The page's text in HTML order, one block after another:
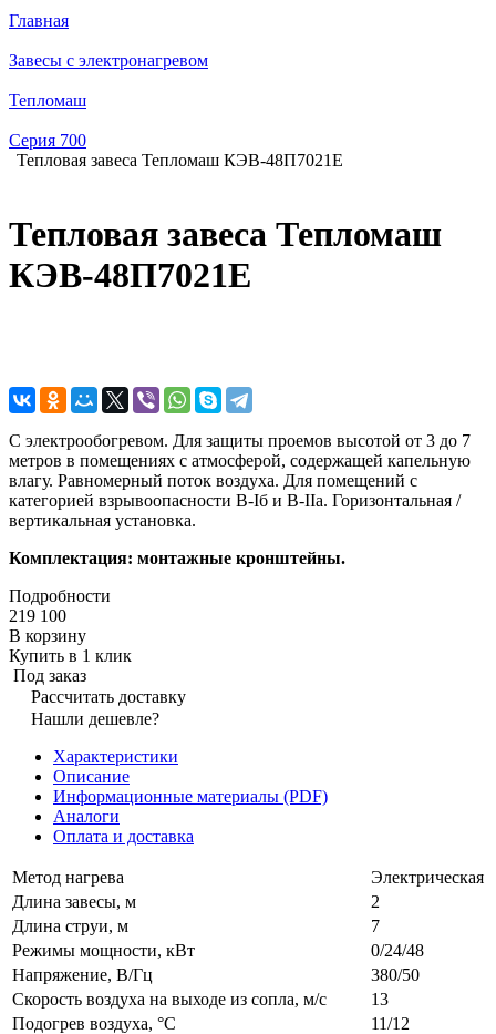
Главная
Завесы с электронагревом
Тепломаш
Серия 700
Тепловая завеса Тепломаш КЭВ-48П7021E
Тепловая завеса Тепломаш
КЭВ-48П7021E
С электрообогревом. Для защиты проемов высотой от 3 до 7
метров в помещениях с атмосферой, содержащей капельную
влагу. Равномерный поток воздуха. Для помещений с
категорией взрывоопасности B-Iб и В-IIа. Горизонтальная /
вертикальная установка.
Комплектация: монтажные кронштейны.
Подробности
219 100
В корзину
Купить в 1 клик
Под заказ
Рассчитать доставку
Нашли дешевле?
Характеристики
Описание
Информационные материалы (PDF)
Аналоги
Оплата и доставка
Метод нагрева
Электрическая
Длина завесы, м
2
Длина струи, м
7
Режимы мощности, кВт
0/24/48
Напряжение, В/Гц
380/50
Скорость воздуха на выходе из сопла, м/с
13
Подогрев воздуха, °С
11/12